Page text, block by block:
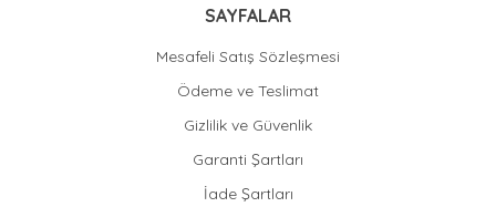
SAYFALAR
Mesafeli Satış Sözleşmesi
Ödeme ve Teslimat
Gizlilik ve Güvenlik
Garanti Şartları
İade Şartları